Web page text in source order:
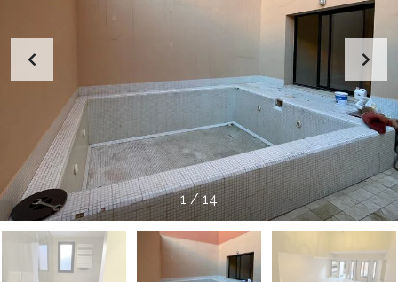
1 /14